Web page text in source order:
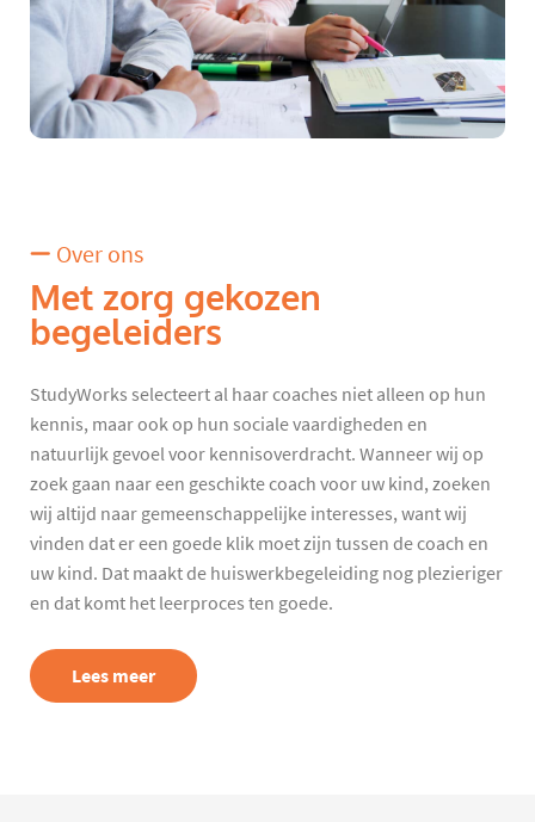
Over ons
Met zorg gekozen
begeleiders
StudyWorks selecteert al haar coaches niet alleen op hun
kennis, maar ook op hun sociale vaardigheden en
natuurlijk gevoel voor kennisoverdracht. Wanneer wij op
zoek gaan naar een geschikte coach voor uw kind, zoeken
wij altijd naar gemeenschappelijke interesses, want wij
vinden dat er een goede klik moet zijn tussen de coach en
uw kind. Dat maakt de huiswerkbegeleiding nog plezieriger
en dat komt het leerproces ten goede.
Lees meer